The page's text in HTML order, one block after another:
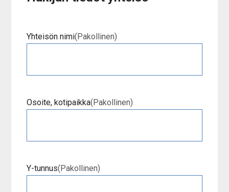
Yhteisön nimi(Pakollinen)
Osoite, kotipaikka(Pakollinen)
Y-tunnus(Pakollinen)